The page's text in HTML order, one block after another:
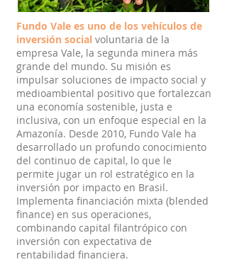
Fundo Vale es uno de los vehículos de
inversión social voluntaria de la
empresa Vale, la segunda minera más
grande del mundo. Su misión es
impulsar soluciones de impacto social y
medioambiental positivo que fortalezcan
una economía sostenible, justa e
inclusiva, con un enfoque especial en la
Amazonía. Desde 2010, Fundo Vale ha
desarrollado un profundo conocimiento
del continuo de capital, lo que le
permite jugar un rol estratégico en la
inversión por impacto en Brasil.
Implementa financiación mixta (blended
finance) en sus operaciones,
combinando capital filantrópico con
inversión con expectativa de
rentabilidad financiera.